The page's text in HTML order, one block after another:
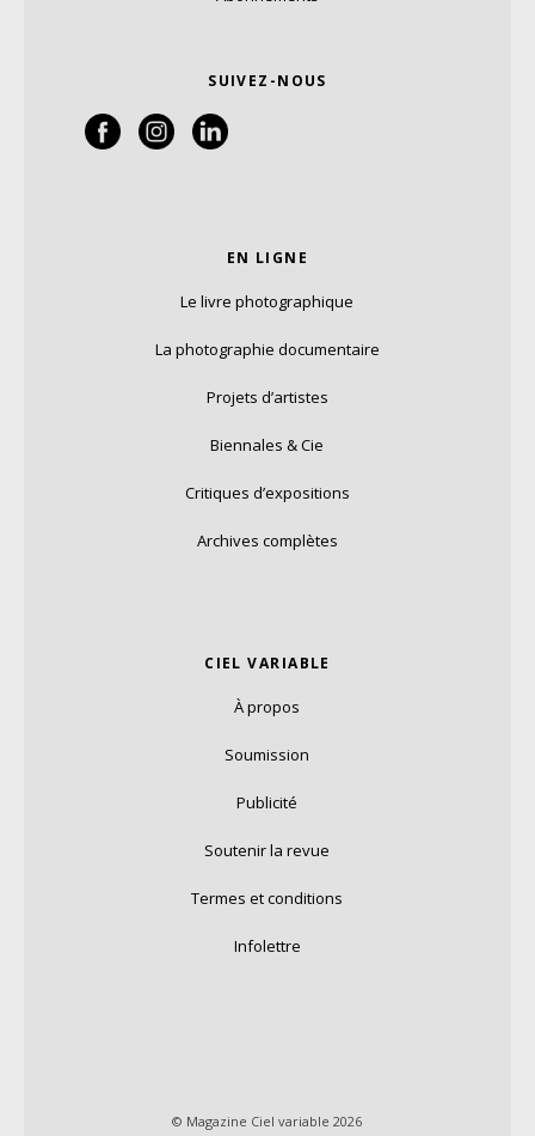
SUIVEZ-NOUS
EN LIGNE
Le livre photographique
La photographie documentaire
Projets d’artistes
Biennales & Cie
Critiques d’expositions
Archives complètes
CIEL VARIABLE
À propos
Soumission
Publicité
Soutenir la revue
Termes et conditions
Infolettre
© Magazine Ciel variable 2026